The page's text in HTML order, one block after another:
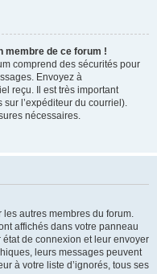
membre de ce forum !
comprend des sécurités pour
Envoyez à
reçu. Il est très important
sur l’expéditeur du courriel).
nécessaires.
autres membres du forum.
affichés dans votre panneau
de connexion et leur envoyer
leurs messages peuvent
à votre liste d’ignorés, tous ses